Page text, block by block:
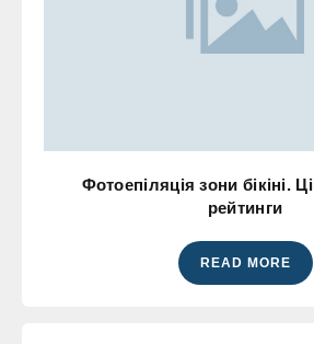
Фотоепіляція зони бікіні.
рейтинги
READ MORE